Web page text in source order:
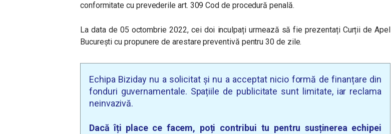
conformitate cu prevederile art. 309 Cod de procedură penală.
La data de 05 octombrie 2022, cei doi inculpați urmează să fie prezentați Curții de Apel
București cu propunere de arestare preventivă pentru 30 de zile.
Echipa Biziday nu a solicitat și nu a acceptat nicio formă de finanțare din
fonduri guvernamentale. Spațiile de publicitate sunt limitate, iar reclama
neinvazivă.
Dacă îți place ce facem, poți contribui tu pentru susținerea echipei